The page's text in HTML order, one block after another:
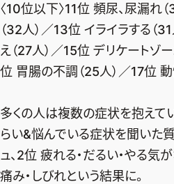
〈10位以下〉11位 頻尿、尿漏れ
（32人）／13位 イライラする（
え（27人）／15位 デリケートゾ
位 胃腸の不調（25人）／17位 動
多くの人は複数の症状を抱えて
らい&悩んでいる症状を聞いた
ュ、2位 疲れる・だるい・やる気
痛み・しびれという結果に。